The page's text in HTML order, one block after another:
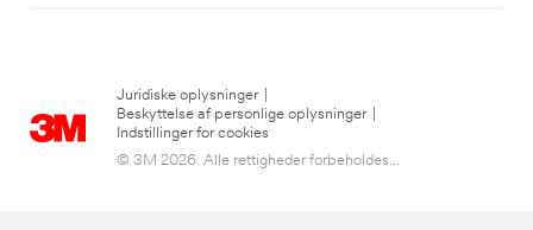
Juridiske oplysninger
Beskyttelse af personlige oplysninger
Indstillinger for cookies
© 3M 2026. Alle rettigheder forbeholdes...